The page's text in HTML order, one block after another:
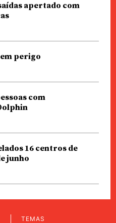
apertado com
perigo
com
16 centros de
junho
TEMAS